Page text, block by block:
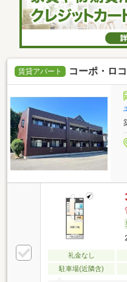
賃貸アパート コーポ・ロ
礼金なし
駐車場(近隣含)